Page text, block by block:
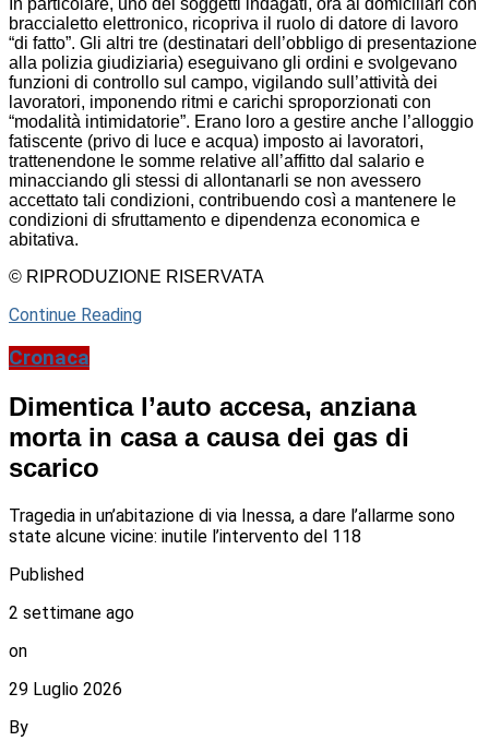
In particolare, uno dei soggetti indagati, ora ai domiciliari con
braccialetto elettronico, ricopriva il ruolo di datore di lavoro
“di fatto”. Gli altri tre (destinatari dell’obbligo di presentazione
alla polizia giudiziaria) eseguivano gli ordini e svolgevano
funzioni di controllo sul campo, vigilando sull’attività dei
lavoratori, imponendo ritmi e carichi sproporzionati con
“modalità intimidatorie”. Erano loro a gestire anche l’alloggio
fatiscente (privo di luce e acqua) imposto ai lavoratori,
trattenendone le somme relative all’affitto dal salario e
minacciando gli stessi di allontanarli se non avessero
accettato tali condizioni, contribuendo così a mantenere le
condizioni di sfruttamento e dipendenza economica e
abitativa.
© RIPRODUZIONE RISERVATA
Continue Reading
Cronaca
Dimentica l’auto accesa, anziana
morta in casa a causa dei gas di
scarico
Tragedia in un’abitazione di via Inessa, a dare l’allarme sono
state alcune vicine: inutile l’intervento del 118
Published
2 settimane ago
on
29 Luglio 2026
By